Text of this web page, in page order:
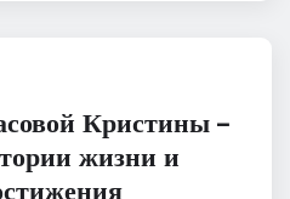
Кристины –
жизни и